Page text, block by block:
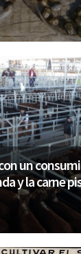
un
y la carne